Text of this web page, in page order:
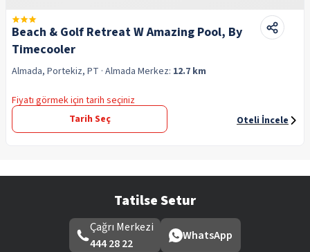
Beach & Golf Retreat W Amazing Pool, By
Timecooler
Almada, Portekiz, PT · Almada Merkez: 12.7 km
Fiyatı görmek için tarih seçiniz
Tarih Seç
Oteli İncele
Tatilse Setur
Çağrı Merkezi
444 28 22
WhatsApp